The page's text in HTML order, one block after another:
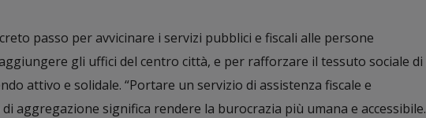
passo per avvicinare i servizi pubblici e fiscali alle persone
gli uffici del centro città, e per rafforzare il tessuto sociale di
attivo e solidale. “Portare un servizio di assistenza fiscale e
aggregazione significa rendere la burocrazia più umana e accessibile.